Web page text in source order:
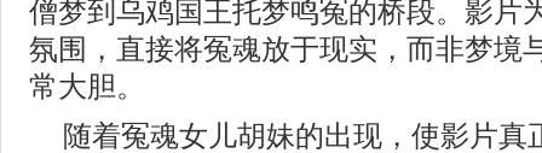
僧梦到乌鸡国王托梦鸣冤的桥段。影片
氛围，直接将冤魂放于现实，而非梦境
常大胆。
随着冤魂女儿胡妹的出现，使影片真